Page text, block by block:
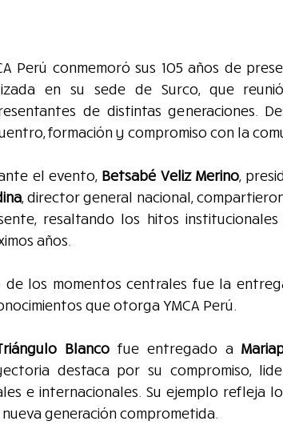
Perú conmemoró sus 105 años de
en su sede de Surco, que
de distintas generaciones.
formación y compromiso con la
el evento, Betsabé Veliz Merino,
, director general nacional,
resaltando los hitos
años.
de los momentos centrales fue la
que otorga YMCA Perú.
Blanco fue entregado a
destaca por su compromiso,
e internacionales. Su ejemplo refleja
generación comprometida.